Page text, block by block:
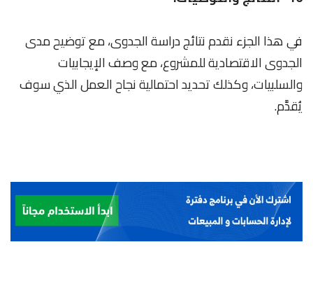
في هذا الجزء نقدم نتائج دراسة الجدوى، مع توضيح مدى
الجدوى الاقتصادية للمشروع، مع وصف الإيجابيات
والسلبيات، وكذلك تحديد احتمالية نجاح العمل الذي سوف
يُقدَّم.